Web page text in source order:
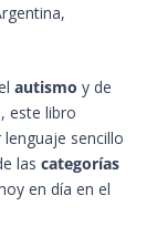
autismo y de
este libro
sencillo
las categorías
en día en el